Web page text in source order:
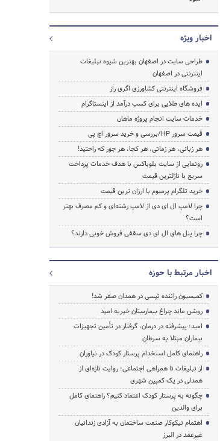
اخبار ویژه
طراحی سایت در اصفهان بهترین شیوه تبلیغات
اینترنتی در اصفهان
فروشگاه اینترنتی کشاورزی اگری راز
ایده های طلایی برای کسب درآمد از اینستاگرام
خدمات سایت انجام پروژه ماهان
قیمت سرور HP/بررسی و خرید سرور اچ پی
هر زبانی، هر زمانی، هر کجا، هر جور که راحتید!
رونمایی از سایت بلوباکس با هدف خدمات پرداخت
سریع با نازلترین قیمت
خرید تلگرام پرمیوم با ارزان ترین قیمت
چرا لامپ ال ای دی از لامپ رشته‌ای و کم مصرف بهتر
است؟
چرا پنل های ال ای دی سقفی فروش خوبی دارند؟
اخبار مرتبط با حوزه
کمیسیون راننده تپسی در همدان صفر شد!
روشن ماند چراغ بیمارستان خیریه امید
امید؛ پیشرفته در درمان، گرفتار در تأمین تجهیزات
بیماران مبتلا به سرطان
راهنمای کامل استخدام پرستار کودک در نیاوران
از تبلیغات تا همراهی اجتماعی؛ روایت تازه‌ای از
همدلی در یک کمپین شهری
چگونه به پرستار کودک اعتماد کنیم؟ راهنمای کامل
برای والدین
اهتمام نیکوکار صنعت ساختمان به آزادی زندانیان
غیرعمد در البرز